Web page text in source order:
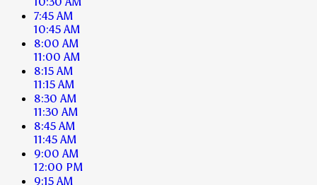
7:45 AM
10:45 AM
8:00 AM
11:00 AM
8:15 AM
11:15 AM
8:30 AM
11:30 AM
8:45 AM
11:45 AM
9:00 AM
12:00 PM
9:15 AM